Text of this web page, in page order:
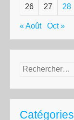
26 27 28
« Août Oct »
Rechercher :
Catégories